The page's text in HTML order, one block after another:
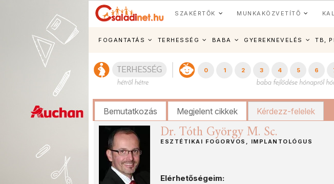
SZAKÉRTŐK MUNKAKÖZVETÍTŐ
FOGANTATÁS TERHESSÉG BABA GYEREKNEVELÉS TB,
0 1 2 3 4 5 6
Bemutatkozás Megjelent cikkek Kérdezz-felelek
Dr. Tóth György M. Sc.
ESZTÉTIKAI FOGORVOS, IMPLANTOLÓGUS
Elérhetőségeim: